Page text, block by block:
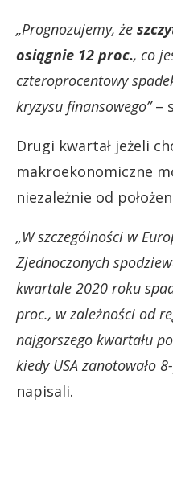
„Prognozujemy, że
osiągnie 12 proc., co
czteroprocentowy
kryzysu finansowego”–
Drugi kwartał jeżeli
makroekonomiczne
niezależnie od
„W szczególności w
Zjednoczonych
kwartale 2020 roku
proc., w zależności od
najgorszego kwartału
kiedy USA zanotowało
napisali.